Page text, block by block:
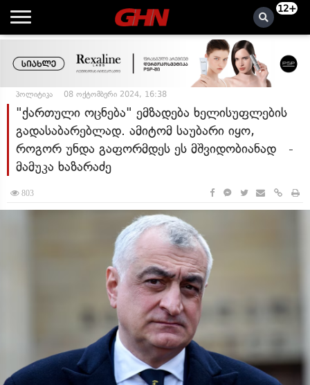
12+
პოლიტიკა 08 ოქტომბერი 2024, 16:38
"ქართული ოცნება" ემზადება ხელისუფლების
გადასაბარებლად. ამიტომ საუბარი იყო,
როგორ უნდა გაფორმდეს ეს მშვიდობიანად -
მამუკა ხაზარაძე
803